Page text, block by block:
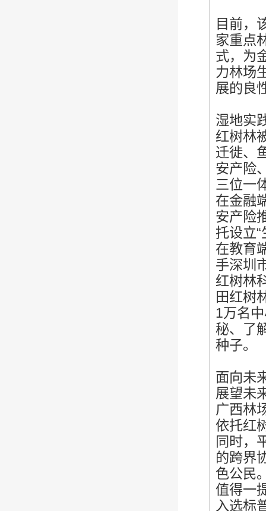
目前，
家重点
式，为
力林场
展的良
湿地实
红树林
迁徙、
安产险
三位一
在金融
安产险
托设立
在教育
手深圳
红树林
田红树
1万名
秘、了
种子。
面向未
展望未
广西林
依托红
同时，
的跨界
色公民
值得一
入选标